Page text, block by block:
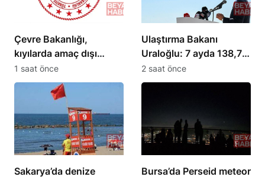
Çevre Bakanlığı,
kıyılarda amaç dışı
kullanımı önleyecek
1 saat önce
Ulaştırma Bakanı
Uraloğlu: 7 ayda 138,7
milyon yolcu seyahat
etti
2 saat önce
Sakarya’da denize
Bursa’da Perseid meteor